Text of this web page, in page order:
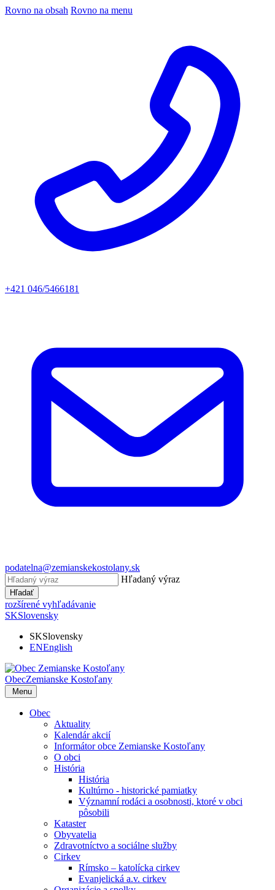
Rovno na obsah Rovno na menu
+421 046/5466181
podatelna@zemianskekostolany.sk
Hľadaný výraz
Hľadať
rozšírené vyhľadávanie
SKSlovensky
SKSlovensky
ENEnglish
ObecZemianske Kostoľany
Menu
Obec
Aktuality
Kalendár akcií
Informátor obce Zemianske Kostoľany
O obci
História
História
Kultúrno - historické pamiatky
Významní rodáci a osobnosti, ktoré v obci
pôsobili
Kataster
Obyvatelia
Zdravotníctvo a sociálne služby
Cirkev
Rímsko – katolícka cirkev
Evanjelická a.v. cirkev